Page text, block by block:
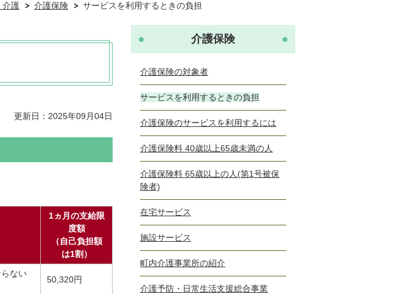
介護 介護保険 サービスを利用するときの負担
更新日：2025年09月04日
1ヵ月の支給限
度額
（自己負担額
は1割）
ない
50,320円
介護保険
介護保険の対象者
サービスを利用するときの負担
介護保険のサービスを利用するには
介護保険料 40歳以上65歳未満の人
介護保険料 65歳以上の人(第1号被保
険者)
在宅サービス
施設サービス
町内介護事業所の紹介
介護予防・日常生活支援総合事業